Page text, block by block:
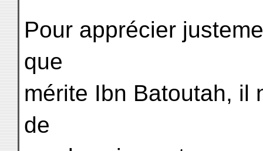
Pour apprécier
que
mérite Ibn Batoutah, il
de